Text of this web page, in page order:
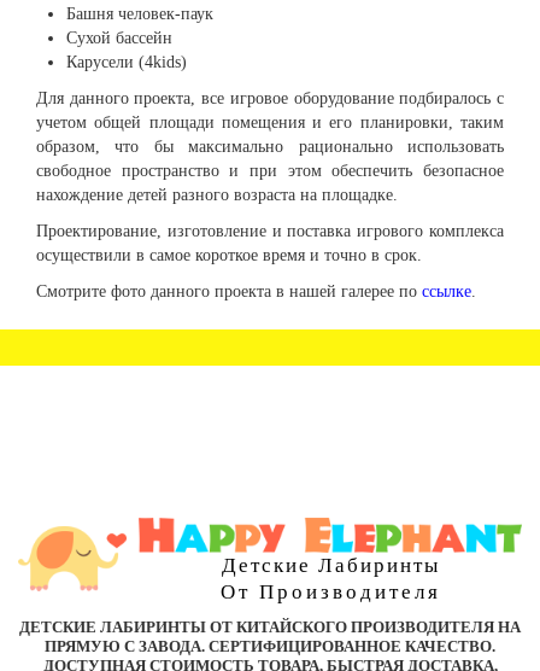
Башня человек-паук
Сухой бассейн
Каруcели (4kids)
Для данного проекта, все игровое оборудование подбиралось с
учетом общей площади помещения и его планировки, таким
образом, что бы максимально рационально использовать
свободное пространство и при этом обеспечить безопасное
нахождение детей разного возраста на площадке.
Проектирование, изготовление и поставка игрового комплекса
осуществили в самое короткое время и точно в срок.
Смотрите фото данного проекта в нашей галерее по ссылке.
Детские Лабиринты
От Производителя
ДЕТСКИЕ ЛАБИРИНТЫ ОТ КИТАЙСКОГО ПРОИЗВОДИТЕЛЯ НА
ПРЯМУЮ С ЗАВОДА. СЕРТИФИЦИРОВАННОЕ КАЧЕСТВО.
ДОСТУПНАЯ СТОИМОСТЬ ТОВАРА, БЫСТРАЯ ДОСТАВКА,